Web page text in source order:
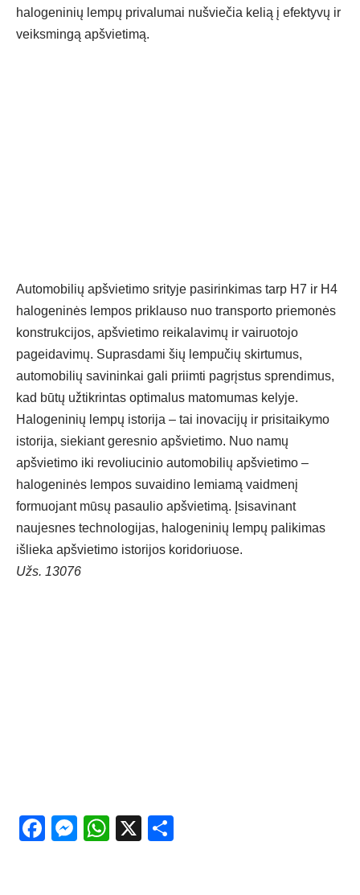
halogeninių lempų privalumai nušviečia kelią į efektyvų ir
veiksmingą apšvietimą.
Automobilių apšvietimo srityje pasirinkimas tarp H7 ir H4
halogeninės lempos priklauso nuo transporto priemonės
konstrukcijos, apšvietimo reikalavimų ir vairuotojo
pageidavimų. Suprasdami šių lempučių skirtumus,
automobilių savininkai gali priimti pagrįstus sprendimus,
kad būtų užtikrintas optimalus matomumas kelyje.
Halogeninių lempų istorija – tai inovacijų ir prisitaikymo
istorija, siekiant geresnio apšvietimo. Nuo namų
apšvietimo iki revoliucinio automobilių apšvietimo –
halogeninės lempos suvaidino lemiamą vaidmenį
formuojant mūsų pasaulio apšvietimą. Įsisavinant
naujesnes technologijas, halogeninių lempų palikimas
išlieka apšvietimo istorijos koridoriuose.
Užs. 13076
Facebook
Messenger
WhatsApp
X